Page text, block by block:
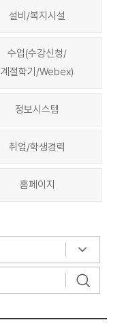
설비/복지시설
수업(수강신청/
계절학기/Webex)
정보시스템
취업/학생경력
홈페이지